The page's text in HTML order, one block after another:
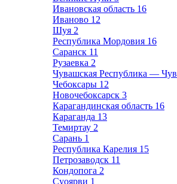
Ивановская область 16
Иваново 12
Шуя 2
Республика Мордовия 16
Саранск 11
Рузаевка 2
Чувашская Республика —
Чебоксары 12
Новочебоксарск 3
Карагандинская область 16
Караганда 13
Темиртау 2
Сарань 1
Республика Карелия 15
Петрозаводск 11
Кондопога 2
Суоярви 1